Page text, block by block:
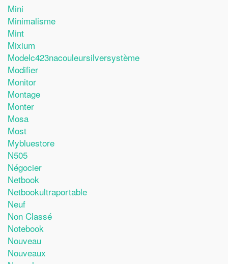
Mini
Minimalisme
Mint
Mixium
Modelc423nacouleursilversystème
Modifier
Monitor
Montage
Monter
Mosa
Most
Mybluestore
N505
Négocier
Netbook
Netbookultraportable
Neuf
Non Classé
Notebook
Nouveau
Nouveaux